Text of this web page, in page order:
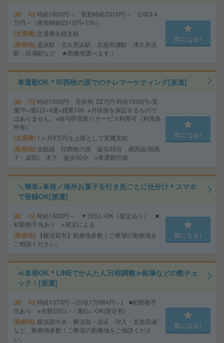
給 与 時給1900円～ 夜勤時給2310円～ 日収3.4
万円～（夜勤時給2310円×15h）
交通費 交通費全額支給
勤務地 追浜駅・北久里浜駅・京急田浦駅・津久井浜
駅・田浦駅など ★勤務地選べます！
気になる!
車通勤OK＊印西牧の原でのテレマーケティング[派遣]
給 与 時給1500円 月収例 22万円 時給1500円×実
働7h×週5日×4週+残業10h ※月収例を保証するもので
はありません。※給与即受取りサービス利用可（利用条
件有）
交通費 1ヶ月3万円を上限として実費支給
勤務地 北総線 印西牧の原 徒歩25分 成田線(我孫
子－成田) 木下 徒歩50分 ※車通勤可能
気になる!
＼簡単×単発／海外お菓子を行き先ごとに仕分け＊スマホ
で登録OK[派遣]
給 与 時給1322円～ ▼日払いOK（規定あり） ■
初勤務手当あり ※規定による
勤務地
【横須賀市】勤務地多数！ご希望の勤務地を
ご相談ください。
気になる!
≪単発OK＊LINEでかんたん日程調整≫鉛筆などの数チェ
ック！[派遣]
給 与 時給1373円～(日収1万984円～) ■初勤務手
当あり ※全額日払い・週払いOK(規定有)
勤務地 横須賀中央・横須賀・追浜・汐入・京急田浦
など、勤務地多数！ご希望の勤務地をご相談くださ
い。
気になる!